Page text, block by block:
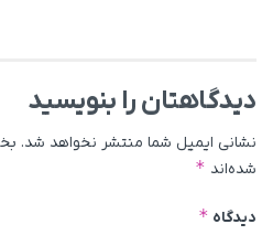
دیدگاهتان را بنویسید
نشانی ایمیل شما منتشر نخواهد شد.
شده‌اند *
دیدگاه *